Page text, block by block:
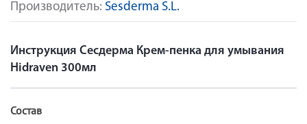
Производитель: Sesderma S.L.
Инструкция Сесдерма Крем-пенка для умывания
Hidraven 300мл
Состав